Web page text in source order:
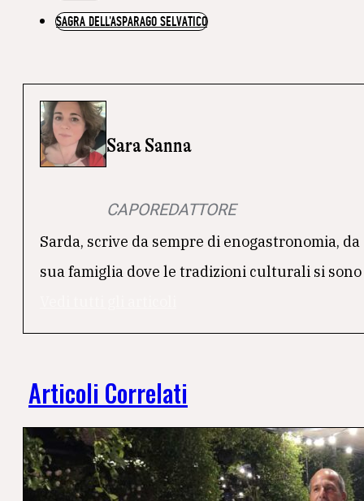
SAGRA DELL'ASPARAGO SELVATICO
Sara Sanna
CAPOREDATTORE
Sarda, scrive da sempre di enogastronomia,
sua famiglia dove le tradizioni culturali si
Articoli Correlati